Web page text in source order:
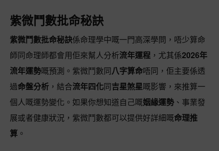
紫微鬥數批命秘訣
紫微鬥數批命秘訣係命理學中嘅一門高深學問，唔少算命
師同命理師都會用佢來幫人分析流年運程 ，尤其係2026年
流年運勢嘅預測。紫微鬥數同八字算命唔同，佢主要係透
過命盤分析 ，結合流年四化同吉星煞星嘅影響，來推算一
個人嘅運勢變化。如果你想知道自己嘅姻緣運勢 、事業發
展或者健康狀況，紫微鬥數都可以提供好詳細嘅命理推
算 。